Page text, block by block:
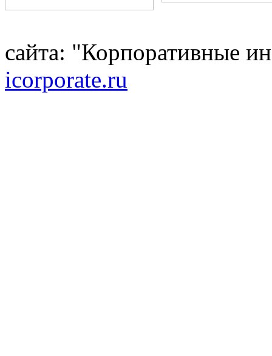
сайта: "Корпоративные
icorporate.ru